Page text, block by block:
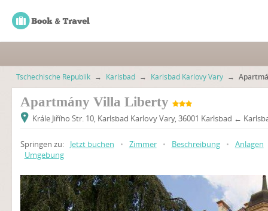
Tschechische Republik → Karlsbad → Karlsbad Karlovy Vary →
Apartmány Villa Liberty
Krále Jiřího Str. 10, Karlsbad Karlovy Vary, 36001 Karlsbad ←
Springen zu: Jetzt buchen • Zimmer • Beschreibung •
Anlagen
Umgebung